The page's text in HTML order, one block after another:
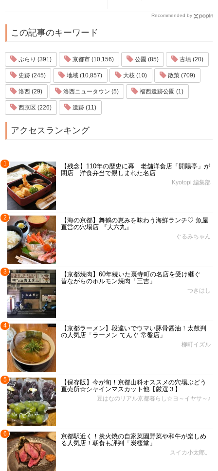
Recommended by
この記事のキーワード
ぶらり (391) 京都市 (10,156) 公園 (85) 古墳 (20)
史跡 (245) 地域 (10,857) 大枝 (10) 散策 (709)
洛西 (29) 洛西ニュータウン (5) 福西遺跡公園 (1)
西京区 (226) 遺跡 (11)
アクセスランキング
1
【残念】110年の歴史に幕 老舗洋食店「開陽亭」が
閉店 洋食弁当で親しまれた名店
Kyotopi 編集部
2
【海の京都】舞鶴の恵みを味わう海鮮ランチ♡ 魚屋
直営の穴場店 『大六丸』
ぐるみちゃん
3
【京都焼肉】60年続いた裏寺町の名店を受け継ぐ
昔ながらのホルモン焼肉「三吉」
つきはし
4
【京都ラーメン】段違いでウマい豚骨醤油！太鼓判
の人気店「ラーメン てんぐ 常盤店」
柳町イズル
5
【保存版】今が旬！京都山科オススメの穴場ぶどう
直売所☆シャインマスカット他【厳選３】
豆はなのリアル京都暮らし☆ヨ～イヤサ～♪
6
京都駅近く！炭火焼の自家菜園野菜や和牛が楽しめ
る人気店！朝食も評判「炭棲堂」
スイカ小太郎。